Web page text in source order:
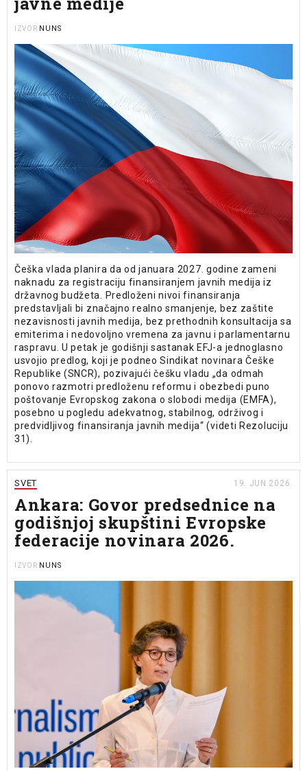
IZVOR NUNS
Češka vlada planira da od januara 2027. godine zameni
naknadu za registraciju finansiranjem javnih medija iz
državnog budžeta. Predloženi nivoi finansiranja
predstavljali bi značajno realno smanjenje, bez zaštite
nezavisnosti javnih medija, bez prethodnih konsultacija sa
emiterima i nedovoljno vremena za javnu i parlamentarnu
raspravu. U petak je godišnji sastanak EFJ-a jednoglasno
usvojio predlog, koji je podneo Sindikat novinara Češke
Republike (SNCR), pozivajući češku vladu „da odmah
ponovo razmotri predloženu reformu i obezbedi puno
poštovanje Evropskog zakona o slobodi medija (EMFA),
posebno u pogledu adekvatnog, stabilnog, održivog i
predvidljivog finansiranja javnih medija“ (videti Rezoluciju
31).
SVET 19. JUN 2026.
Ankara: Govor predsednice na
godišnjoj skupštini Evropske
federacije novinara 2026.
IZVOR NUNS